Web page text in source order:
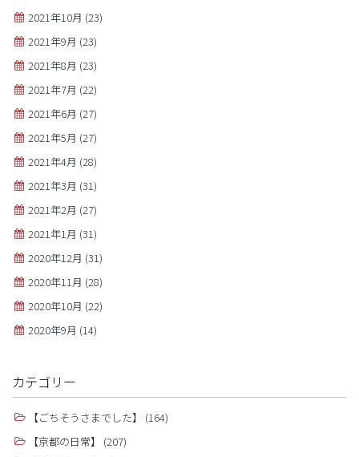
2021年10月 (23)
2021年9月 (23)
2021年8月 (23)
2021年7月 (22)
2021年6月 (27)
2021年5月 (27)
2021年4月 (28)
2021年3月 (31)
2021年2月 (27)
2021年1月 (31)
2020年12月 (31)
2020年11月 (28)
2020年10月 (22)
2020年9月 (14)
カテゴリー
【ごちそうさまでした】
(164)
【京都の日常】
(207)